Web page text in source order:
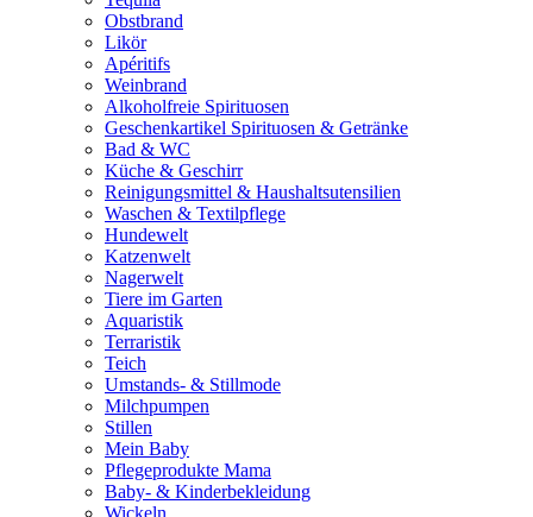
Obstbrand
Likör
Apéritifs
Weinbrand
Alkoholfreie Spirituosen
Geschenkartikel Spirituosen & Getränke
Bad & WC
Küche & Geschirr
Reinigungsmittel & Haushaltsutensilien
Waschen & Textilpflege
Hundewelt
Katzenwelt
Nagerwelt
Tiere im Garten
Aquaristik
Terraristik
Teich
Umstands- & Stillmode
Milchpumpen
Stillen
Mein Baby
Pflegeprodukte Mama
Baby- & Kinderbekleidung
Wickeln